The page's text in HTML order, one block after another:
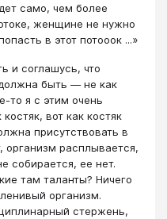
само, чем более
женщине не нужно
в этот потооок ...»
и соглашусь, что
быть — не как
то я с этим очень
вот как костяк
присутствовать в
организм расплывается,
собирается, ее нет.
там таланты? Ничего
организм.
стержень,